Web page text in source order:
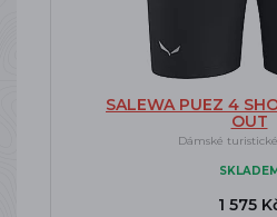
SALEWA PUEZ 4
OUT
Dámské
1 575